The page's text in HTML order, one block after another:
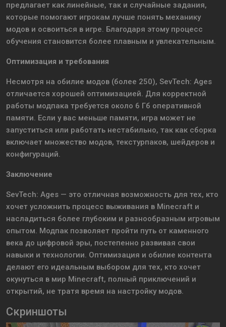
предлагает как линейные, так и случайные задания,
которые помогают игрокам лучше понять механику
модов и освоиться в игре. Благодаря этому процесс
обучения становится более плавным и увлекательным.
Оптимизация и требования
Несмотря на обилие модов (более 250), SevTech: Ages
отличается хорошей оптимизацией. Для корректной
работы модпака требуется около 6 Гб оперативной
памяти. Если у вас меньше памяти, игра может не
запуститься или работать нестабильно, так как сборка
включает множество модов, текстурпаков, шейдеров и
конфигураций.
Заключение
SevTech: Ages — это отличная возможность для тех, кто
хочет усложнить процесс выживания в Minecraft и
насладиться более глубоким и разнообразным игровым
опытом. Модпак позволяет пройти путь от каменного
века до цифровой эры, постепенно развивая свои
навыки и технологии. Оптимизация и обилие контента
делают его идеальным выбором для тех, кто хочет
окунуться в мир Minecraft, полный приключений и
открытий, не тратя время на настройку модов.
Скриншоты